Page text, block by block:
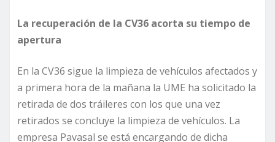
La recuperación de la CV36 acorta su tiempo de
apertura
En la CV36 sigue la limpieza de vehículos afectados y
a primera hora de la mañana la UME ha solicitado la
retirada de dos tráileres con los que una vez
retirados se concluye la limpieza de vehículos. La
empresa Pavasal se está encargando de dicha